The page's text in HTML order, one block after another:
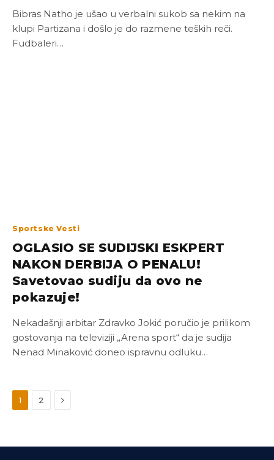
Bibras Natho je ušao u verbalni sukob sa nekim na
klupi Partizana i došlo je do razmene teških reči.
Fudbaleri…
Sportske Vesti
OGLASIO SE SUDIJSKI ESKPERT
NAKON DERBIJA O PENALU!
Savetovao sudiju da ovo ne
pokazuje!
Nekadašnji arbitar Zdravko Jokić poručio je prilikom
gostovanja na televiziji „Arena sport“ da je sudija
Nenad Minaković doneo ispravnu odluku…
1 2 Next